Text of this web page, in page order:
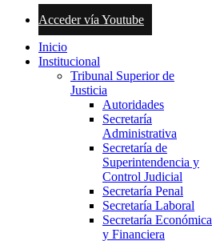
Acceder vía Youtube
Inicio
Institucional
Tribunal Superior de
Justicia
Autoridades
Secretaría
Administrativa
Secretaría de
Superintendencia y
Control Judicial
Secretaría Penal
Secretaría Laboral
Secretaría Económica
y Financiera